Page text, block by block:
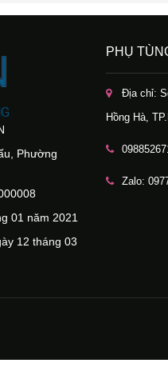
Phường
01 năm 2021
12 tháng 03
PHỤ
Địa chỉ:
Hồng Hà,
Zalo: